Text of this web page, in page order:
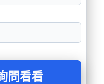
問看看